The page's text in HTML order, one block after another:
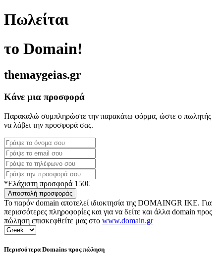
Πωλείται
το Domain!
themaygeias.gr
Κάνε μια προσφορά
Παρακαλώ συμπληρώστε την παρακάτω φόρμα, ώστε ο πωλητής
να λάβει την προσφορά σας.
*Ελάχιστη προσφορά 150€
Αποστολή προσφοράς
Το παρόν domain αποτελεί ιδιοκτησία της DOMAINGR ΙΚΕ. Για
περισσότερες πληροφορίες και για να δείτε και άλλα domain προς
πώληση επισκεφθείτε μας στο www.domain.gr
Περισσότερα Domains προς πώληση